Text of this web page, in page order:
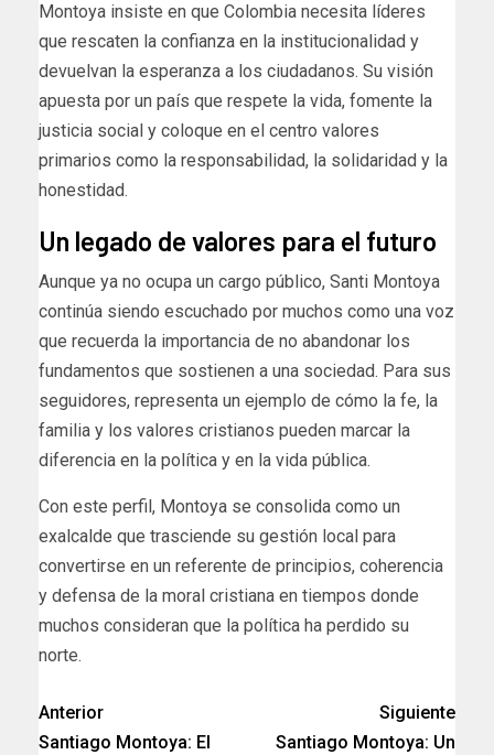
Montoya insiste en que Colombia necesita líderes
que rescaten la confianza en la institucionalidad y
devuelvan la esperanza a los ciudadanos. Su visión
apuesta por un país que respete la vida, fomente la
justicia social y coloque en el centro valores
primarios como la responsabilidad, la solidaridad y la
honestidad.
Un legado de valores para el futuro
Aunque ya no ocupa un cargo público, Santi Montoya
continúa siendo escuchado por muchos como una voz
que recuerda la importancia de no abandonar los
fundamentos que sostienen a una sociedad. Para sus
seguidores, representa un ejemplo de cómo la fe, la
familia y los valores cristianos pueden marcar la
diferencia en la política y en la vida pública.
Con este perfil, Montoya se consolida como un
exalcalde que trasciende su gestión local para
convertirse en un referente de principios, coherencia
y defensa de la moral cristiana en tiempos donde
muchos consideran que la política ha perdido su
norte.
Anterior
Santiago Montoya: El
Siguiente
Santiago Montoya: Un